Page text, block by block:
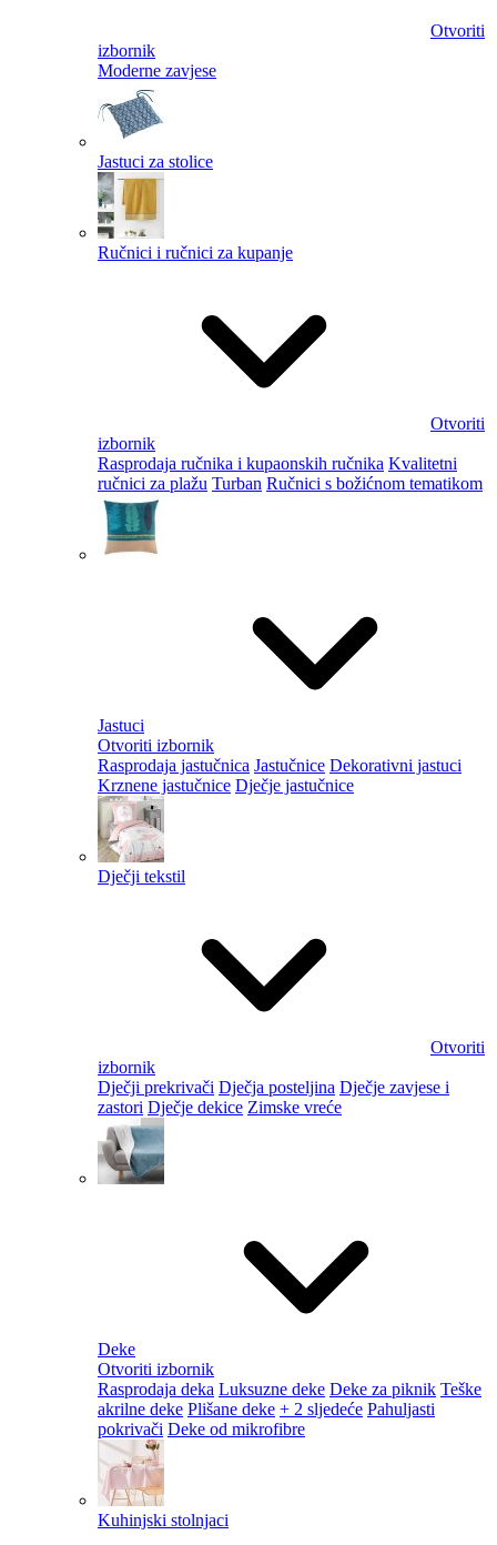
Otvoriti
izbornik
Moderne zavjese
Jastuci za stolice
Ručnici i ručnici za kupanje
Otvoriti
izbornik
Rasprodaja ručnika i kupaonskih ručnika Kvalitetni
ručnici za plažu Turban Ručnici s božićnom tematikom
Jastuci
Otvoriti izbornik
Rasprodaja jastučnica Jastučnice Dekorativni jastuci
Krznene jastučnice Dječje jastučnice
Dječji tekstil
Otvoriti
izbornik
Dječji prekrivači Dječja posteljina Dječje zavjese i
zastori Dječje dekice Zimske vreće
Deke
Otvoriti izbornik
Rasprodaja deka Luksuzne deke Deke za piknik Teške
akrilne deke Plišane deke + 2 sljedeće Pahuljasti
pokrivači Deke od mikrofibre
Kuhinjski stolnjaci